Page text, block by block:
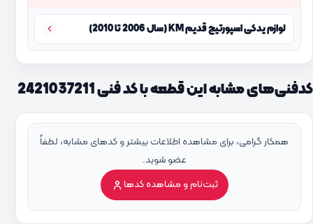
لوازم یدکی اسپورتیج قدیم KM (سال 2006 تا 2010)
کدفنی‌های مشابه این قطعه با کد فنی 2421037211
همکار گرامی، برای مشاهده اطلاعات بیشتر و کدهای مشابه، لطفاً
عضو شوید.
ثبت‌نام و مشاهده کدها